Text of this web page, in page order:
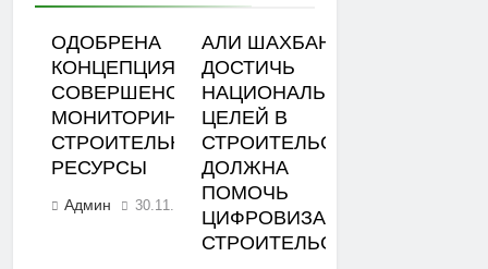
ОДОБРЕНА
КОНЦЕПЦИЯ
СОВЕРШЕНСТВОВАНИЯ
МОНИТОРИНГА ЦЕН НА
СТРОИТЕЛЬНЫЕ
РЕСУРСЫ
Админ 30.11.2023
АЛИ ШАХБАНОВ:
ДОСТИЧЬ
НАЦИОНАЛЬНЫХ
ЦЕЛЕЙ В
СТРОИТЕЛЬСТВЕ
ДОЛЖНА
ПОМОЧЬ
ЦИФРОВИЗАЦИЯ
СТРОИТЕЛЬСТВА